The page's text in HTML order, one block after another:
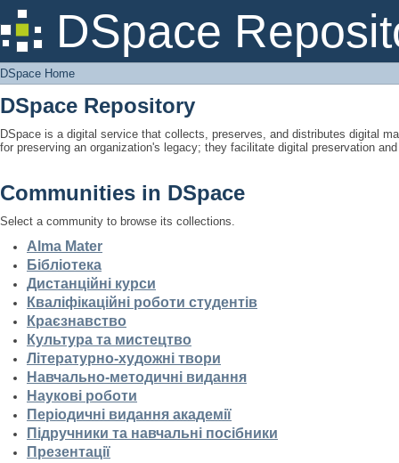
DSpace
DSpace Home
DSpace Home
DSpace Repository
DSpace is a digital service that collects, preserves, and distributes digital
for preserving an organization's legacy; they facilitate digital preservation
Communities in DSpace
Select a community to browse its collections.
Alma Mater
Бібліотека
Дистанційні курси
Кваліфікаційні роботи студентів
Краєзнавство
Культура та мистецтво
Літературно-художні твори
Навчально-методичні видання
Наукові роботи
Періодичні видання академії
Підручники та навчальні посібники
Презентації